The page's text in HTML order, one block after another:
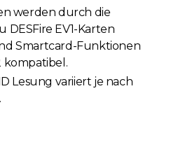
werden durch die
EV1-Karten
Smartcard-Funktionen
kompatibel.
Lesung variiert je nach